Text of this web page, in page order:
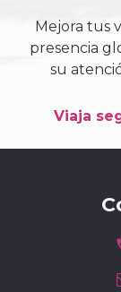
Mejora tus
presencia
su
Viaja